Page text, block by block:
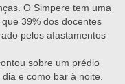
O Simpere tem uma
39% dos docentes
pelos afastamentos
sobre um prédio
e como bar à noite.